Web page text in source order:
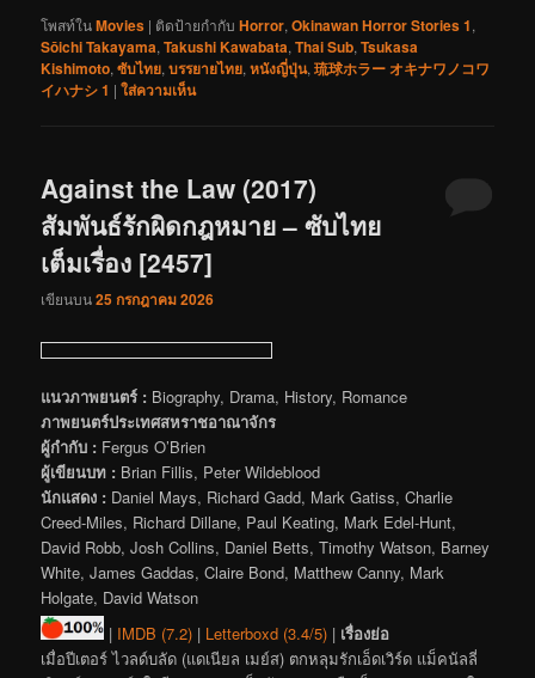
โพสท์ในMovies | ติดป้ายกำกับ Horror,Okinawan Horror Stories 1,
Sōichi Takayama,Takushi Kawabata,Thai Sub,Tsukasa
Kishimoto,ซับไทย,บรรยายไทย,หนังญี่ปุ่น,琉球ホラー オキナワノコワ
イハナシ 1 |ใส่ความเห็น
Against the Law (2017)
สัมพันธ์รักผิดกฎหมาย – ซับไทย
เต็มเรื่อง [2457]
เขียนบน25 กรกฎาคม 2026
แนวภาพยนตร์ : Biography, Drama, History, Romance
ภาพยนตร์ประเทศสหราชอาณาจักร
ผู้กำกับ : Fergus O’Brien
ผู้เขียนบท : Brian Fillis, Peter Wildeblood
นักแสดง : Daniel Mays, Richard Gadd, Mark Gatiss, Charlie
Creed-Miles, Richard Dillane, Paul Keating, Mark Edel-Hunt,
David Robb, Josh Collins, Daniel Betts, Timothy Watson, Barney
White, James Gaddas, Claire Bond, Matthew Canny, Mark
Holgate, David Watson
| IMDB (7.2) | Letterboxd (3.4/5) | เรื่องย่อ
เมื่อปีเตอร์ ไวลด์บลัด (แดเนียล เมย์ส) ตกหลุมรักเอ็ดเวิร์ด แม็คนัลลี่